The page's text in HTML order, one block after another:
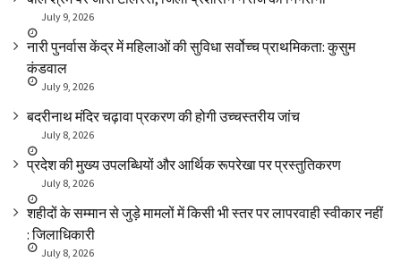
July 9, 2026
नारी पुनर्वास केंद्र में महिलाओं की सुविधा सर्वोच्च प्राथमिकता: कुसुम
कंडवाल
July 9, 2026
बदरीनाथ मंदिर चढ़ावा प्रकरण की होगी उच्चस्तरीय जांच
July 8, 2026
प्रदेश की मुख्य उपलब्धियों और आर्थिक रूपरेखा पर प्रस्तुतिकरण
July 8, 2026
शहीदों के सम्मान से जुड़े मामलों में किसी भी स्तर पर लापरवाही स्वीकार नहीं
: जिलाधिकारी
July 8, 2026